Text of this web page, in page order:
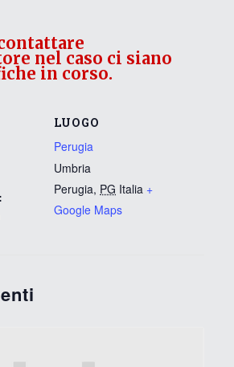
LUOGO
Perugia
Umbria
Perugia, PG Italia +
Google Maps
nel caso ci siano
in corso.